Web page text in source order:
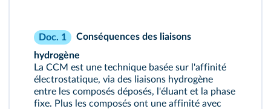
Doc. 1
Conséquences des liaisons
hydrogène
La CCM est une technique basée sur l'affinité
électrostatique, via des liaisons hydrogène
entre les composés déposés, l'éluant et la phase
fixe. Plus les composés ont une affinité avec